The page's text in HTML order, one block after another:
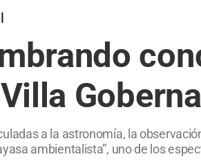
a la astronomía, la
ambientalista”, uno de los